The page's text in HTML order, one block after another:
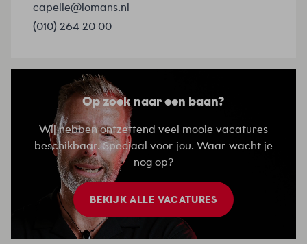
capelle@lomans.nl
(010) 264 20 00
Op zoek naar een baan?
Wij hebben ontzettend veel mooie vacatures
beschikbaar. Speciaal voor jou. Waar wacht je
nog op?
BEKIJK ALLE VACATURES